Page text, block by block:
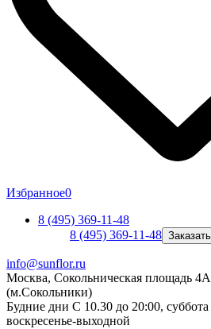
Избранное0
8 (495) 369-11-48
8 (495) 369-11-48
info@sunflor.ru
Москва, Сокольническая площадь
(м.Сокольники)
Будние дни C 10.30 до 20:00,
воскресенье-выходной